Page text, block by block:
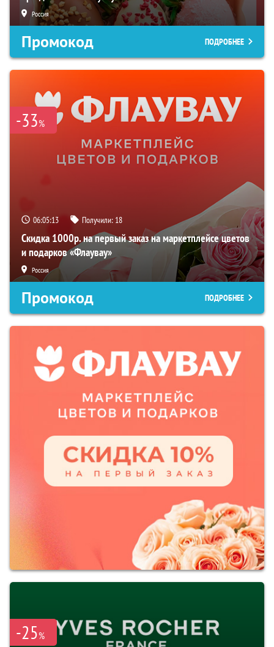
Россия
Промокод ПОДРОБНЕЕ
-33%
06:05:12 Получили: 18
Скидка 1000р. на первый заказ на маркетплейсе цветов
и подарков «Флаувау»
Россия
Промокод ПОДРОБНЕЕ
-25%